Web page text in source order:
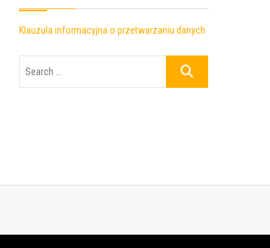
Klauzula informacyjna o przetwarzaniu danych